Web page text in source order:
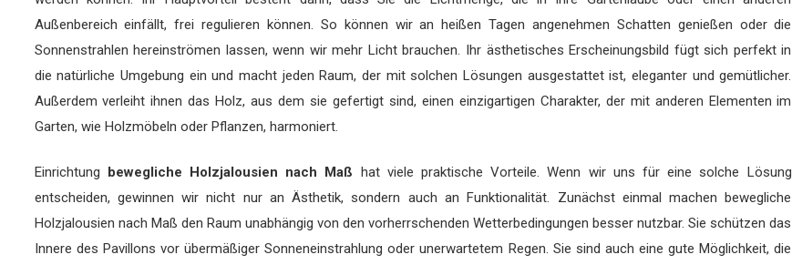
Außenbereich einfällt, frei regulieren können. So können wir an heißen Tagen angenehmen Schatten genießen oder die
Sonnenstrahlen hereinströmen lassen, wenn wir mehr Licht brauchen. Ihr ästhetisches Erscheinungsbild fügt sich perfekt in
die natürliche Umgebung ein und macht jeden Raum, der mit solchen Lösungen ausgestattet ist, eleganter und gemütlicher.
Außerdem verleiht ihnen das Holz, aus dem sie gefertigt sind, einen einzigartigen Charakter, der mit anderen Elementen im
Garten, wie Holzmöbeln oder Pflanzen, harmoniert.
Einrichtung bewegliche Holzjalousien nach Maß hat viele praktische Vorteile. Wenn wir uns für eine solche Lösung
entscheiden, gewinnen wir nicht nur an Ästhetik, sondern auch an Funktionalität. Zunächst einmal machen bewegliche
Holzjalousien nach Maß den Raum unabhängig von den vorherrschenden Wetterbedingungen besser nutzbar. Sie schützen das
Innere des Pavillons vor übermäßiger Sonneneinstrahlung oder unerwartetem Regen. Sie sind auch eine gute Möglichkeit, die